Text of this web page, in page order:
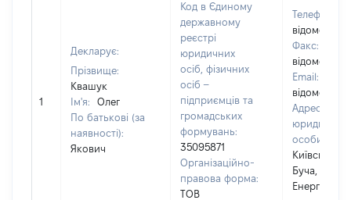
1
Декларує:
Прізвище:
Квашук
Ім'я:
Олег
По батькові (за
наявності):
Якович
Код в Єдиному
державному
реєстрі
юридичних
осіб, фізичних
осіб –
підприємців та
громадських
формувань:
35095871
Організаційно-
правова форма:
ТОВ
Телефон:
відомо]
Факс:
відомо]
Email:
відомо]
Адреса
юридичної
особи:
Київська
Буча, вул.